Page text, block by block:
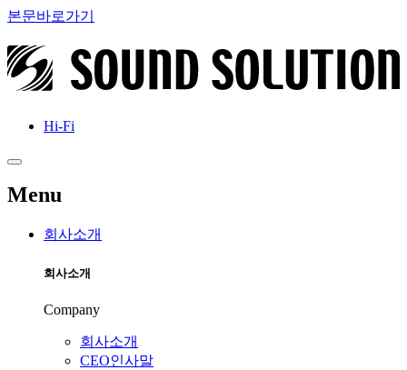
본문바로가기
Hi-Fi
Menu
회사소개
회사소개
Company
회사소개
CEO인사말